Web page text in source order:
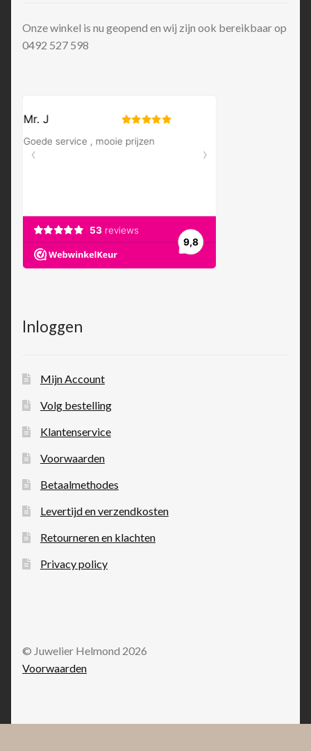
Onze winkel is nu geopend en wij zijn ook bereikbaar op
0492 527 598
Inloggen
Mijn Account
Volg bestelling
Klantenservice
Voorwaarden
Betaalmethodes
Levertijd en verzendkosten
Retourneren en klachten
Privacy policy
© Juwelier Helmond 2026
Voorwaarden